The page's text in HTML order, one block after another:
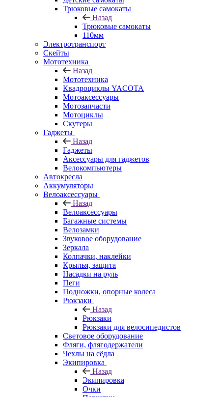
Трюковые самокаты
Назад
Трюковые самокаты
110мм
Электротранспорт
Скейты
Мототехника
Назад
Мототехника
Квадроциклы YACOTA
Мотоаксессуары
Мотозапчасти
Мотоциклы
Скутеры
Гаджеты
Назад
Гаджеты
Аксессуары для гаджетов
Велокомпьютеры
Автокресла
Аккумуляторы
Велоаксессуары
Назад
Велоаксессуары
Багажные системы
Велозамки
Звуковое оборудование
Зеркала
Колпачки, наклейки
Крылья, защита
Насадки на руль
Пеги
Подножки, опорные колеса
Рюкзаки
Назад
Рюкзаки
Рюкзаки для велосипедистов
Световое оборудование
Фляги, флягодержатели
Чехлы на сёдла
Экипировка
Назад
Экипировка
Очки